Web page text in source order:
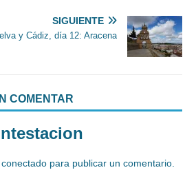
SIGUIENTE
y Cádiz, día 12: Aracena
COMENTAR
conectado para publicar un comentario.